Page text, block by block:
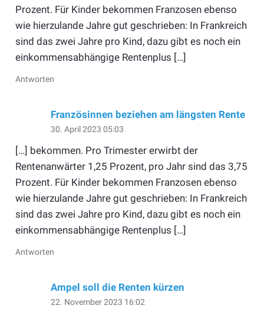
Prozent. Für Kinder bekommen Franzosen ebenso
wie hierzulande Jahre gut geschrieben: In Frankreich
sind das zwei Jahre pro Kind, dazu gibt es noch ein
einkommensabhängige Rentenplus […]
Antworten
Französinnen beziehen am längsten Rente
30. April 2023 05:03
[…] bekommen. Pro Trimester erwirbt der
Rentenanwärter 1,25 Prozent, pro Jahr sind das 3,75
Prozent. Für Kinder bekommen Franzosen ebenso
wie hierzulande Jahre gut geschrieben: In Frankreich
sind das zwei Jahre pro Kind, dazu gibt es noch ein
einkommensabhängige Rentenplus […]
Antworten
Ampel soll die Renten kürzen
22. November 2023 16:02